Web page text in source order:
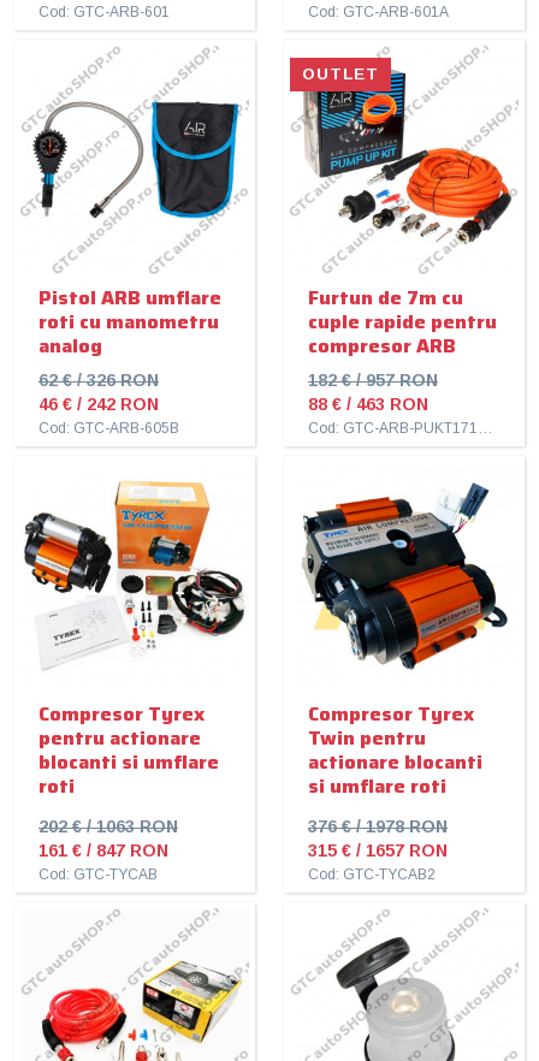
Cod: GTC-ARB-601 Cod: GTC-ARB-601A
Pistol ARB umflare
roti cu manometru
analog
62 € / 326 RON
46 € / 242 RON
Cod: GTC-ARB-605B
OUTLET
Furtun de 7m cu
cuple rapide pentru
compresor ARB
182 € / 957 RON
88 € / 463 RON
Cod: GTC-ARB-PUKT171302V2
Compresor Tyrex
pentru actionare
blocanti si umflare
roti
202 € / 1063 RON
161 € / 847 RON
Cod: GTC-TYCAB
Compresor Tyrex
Twin pentru
actionare blocanti
si umflare roti
376 € / 1978 RON
315 € / 1657 RON
Cod: GTC-TYCAB2